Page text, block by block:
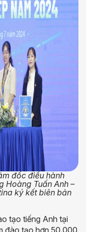
đốc điều hành
Hoàng Tuấn Anh –
ký kết biên bản
tạo tiếng Anh tại